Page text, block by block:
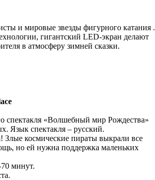
и мировые звезды фигурного катания .
гигантский LED-экран делают
в атмосферу зимней сказки.
спектакля «Волшебный мир Рождества»
Язык спектакля – русский.
космические пираты выкрали все
но ей нужна поддержка маленьких
минут.